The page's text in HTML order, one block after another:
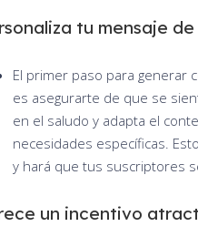
tu mensaje
El primer paso para generar
es asegurarte de que se
en el saludo y adapta el
necesidades específicas.
y hará que tus suscriptores
un incentivo